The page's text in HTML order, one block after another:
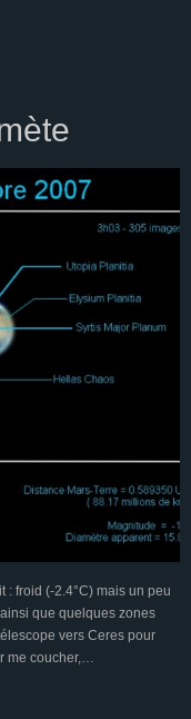
: froid (-2.4°C) mais un peu
que quelques zones
vers Ceres pour
me coucher,…